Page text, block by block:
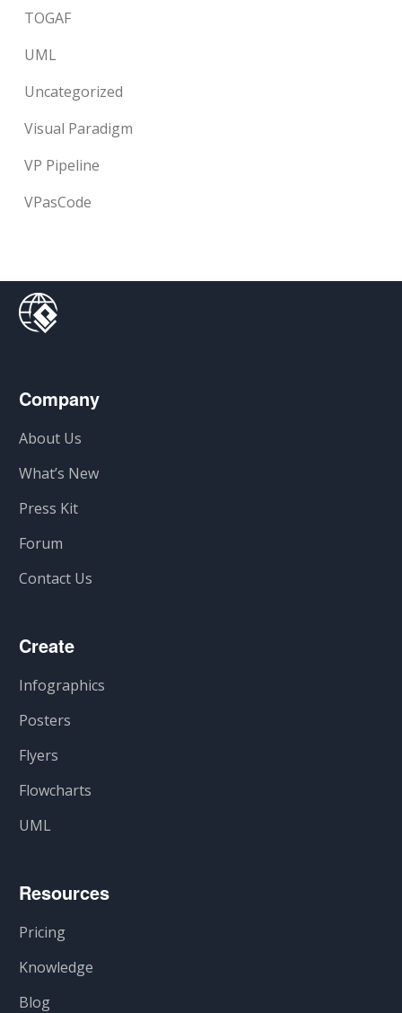
TOGAF
UML
Uncategorized
Visual Paradigm
VP Pipeline
VPasCode
Company
About Us
What’s New
Press Kit
Forum
Contact Us
Create
Infographics
Posters
Flyers
Flowcharts
UML
Resources
Pricing
Knowledge
Blog